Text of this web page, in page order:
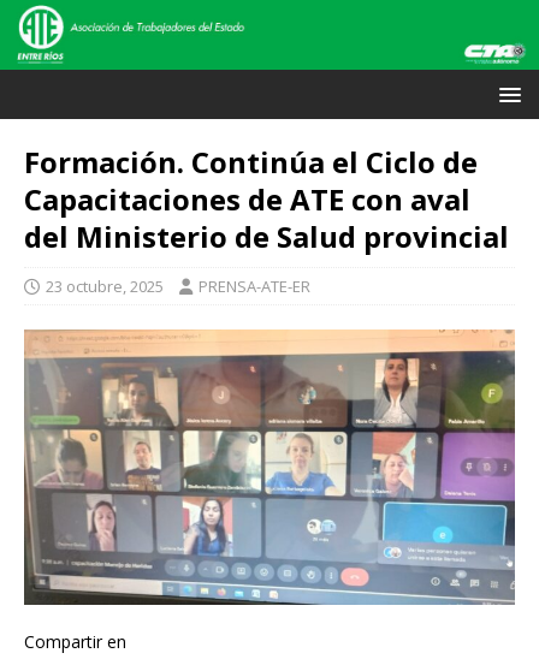
Formación. Continúa el Ciclo de
Capacitaciones de ATE con aval
del Ministerio de Salud provincial
23 octubre, 2025 PRENSA-ATE-ER
Compartir en